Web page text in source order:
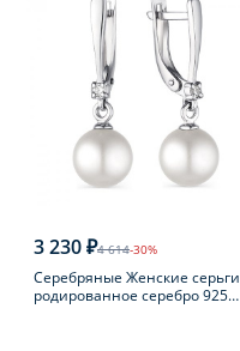
3 230 ₽4 614-30%
Серебряные Женские серьги
родированное серебро 925